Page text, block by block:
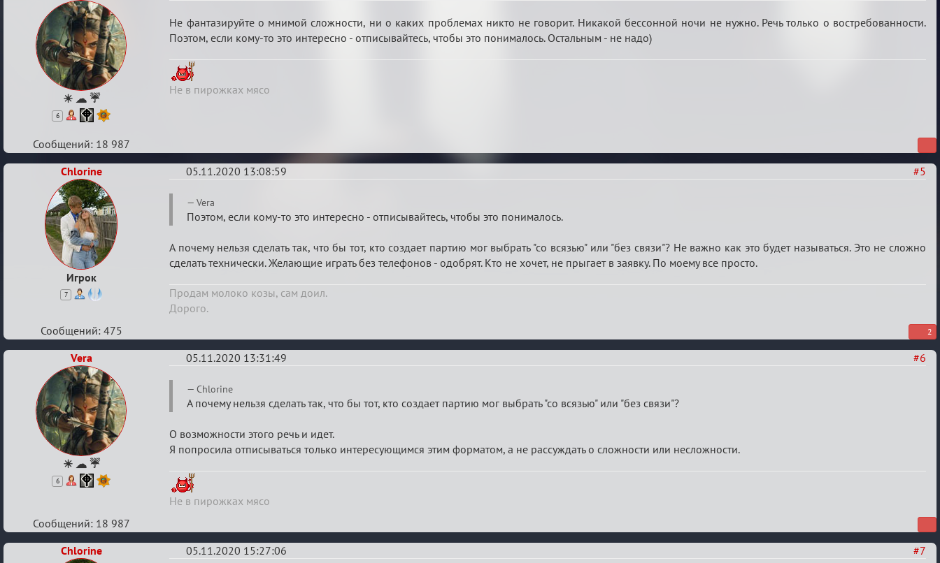
☀ ☁ ☔
6
Re:
Партии
без
внутриигровой
связи
Не фантазируйте о мнимой сложности, ни о каких проблемах никто не говорит. Никакой бессонной ночи не нужно. Речь только о востребованности.
Поэтом, если кому-то это интересно - отписывайтесь, чтобы это понималось. Остальным - не надо)
Не в пирожках мясо
Сообщений: 18 987
Chlorine
Игрок
7
#5
05.11.2020 13:08:59
Re:
Партии
внутриигровой
связи
Vera
Поэтом, если кому-то это интересно - отписывайтесь, чтобы это понималось.
А почему нельзя сделать так, что бы тот, кто создает партию мог выбрать "со всязью" или "без связи"? Не важно как это будет называться. Это не сложно
сделать технически. Желающие играть без телефонов - одобрят. Кто не хочет, не прыгает в заявку. По моему все просто.
Продам молоко козы, сам доил.
Дорого.
Сообщений: 475
2
Vera
☀ ☁ ☔
6
#6
05.11.2020 13:31:49
Re:
Партии
внутриигровой
связи
Chlorine
А почему нельзя сделать так, что бы тот, кто создает партию мог выбрать "со всязью" или "без связи"?
О возможности этого речь и идет.
Я попросила отписываться только интересующимся этим форматом, а не рассуждать о сложности или несложности.
Не в пирожках мясо
Сообщений: 18 987
Chlorine
#7
05.11.2020 15:27:06